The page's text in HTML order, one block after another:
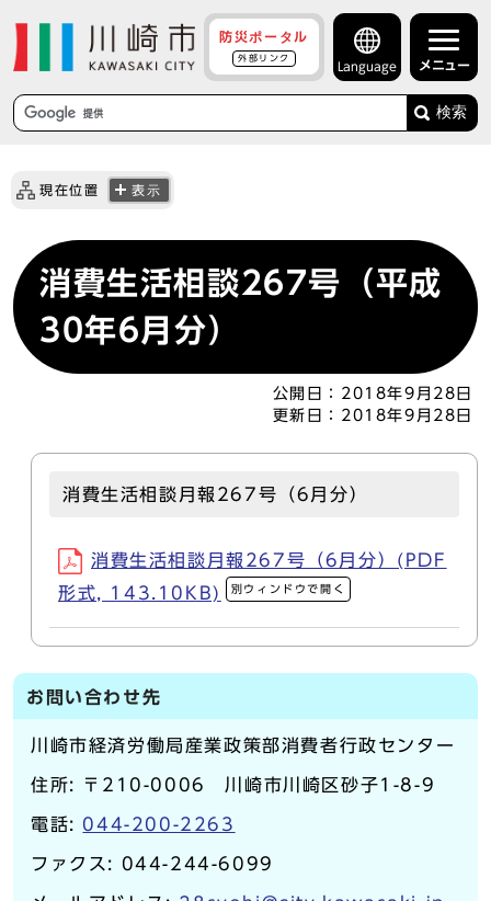
防災ポータル
外部リンク
Language メニュー
検索
現在位置 表示
消費生活相談267号（平成
30年6月分）
公開日： 2018年9月28日
更新日： 2018年9月28日
消費生活相談月報267号（6月分）
消費生活相談月報267号（6月分）(PDF
形式, 143.10KB)
別ウィンドウで開く
お問い合わせ先
川崎市経済労働局産業政策部消費者行政センター
住所: 〒210-0006 川崎市川崎区砂子1-8-9
電話: 044-200-2263
ファクス: 044-244-6099